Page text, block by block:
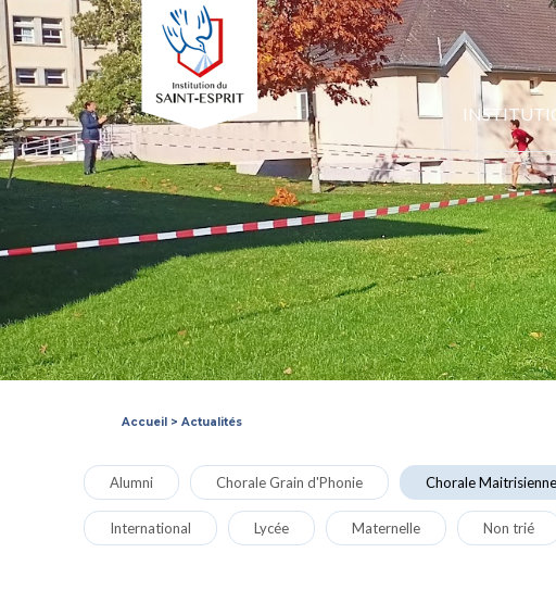
Accueil > Actualités
Alumni Chorale Grain d'Phonie Chorale Maitrisienne
International Lycée Maternelle Non trié